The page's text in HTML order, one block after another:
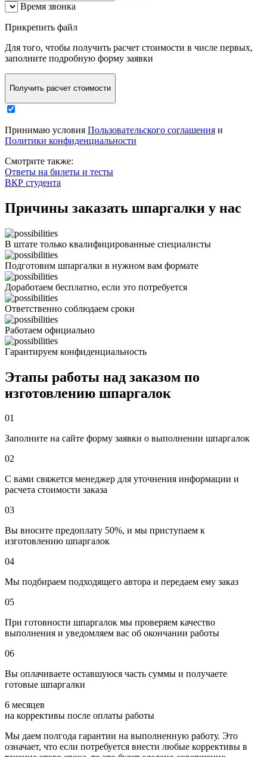
Время звонка
Прикрепить файл
Для того, чтобы получить расчет стоимости в числе первых,
заполните подробную форму заявки
Получить расчет стоимости
Принимаю условия Пользовательского соглашения и
Политики конфиденциальности
Смотрите также:
Ответы на билеты и тесты
ВКР студента
Причины заказать шпаргалки у нас
В штате только квалифицированные специалисты
Подготовим шпаргалки в нужном вам формате
Доработаем бесплатно, если это потребуется
Ответственно соблюдаем сроки
Работаем официально
Гарантируем конфиденциальность
Этапы работы над заказом по
изготовлению шпаргалок
01
Заполните на сайте форму заявки о выполнении шпаргалок
02
С вами свяжется менеджер для уточнения информации и
расчета стоимости заказа
03
Вы вносите предоплату 50%, и мы приступаем к
изготовлению шпаргалок
04
Мы подбираем подходящего автора и передаем ему заказ
05
При готовности шпаргалок мы проверяем качество
выполнения и уведомляем вас об окончании работы
06
Вы оплачиваете оставшуюся часть суммы и получаете
готовые шпаргалки
6 месяцев
на коррективы после оплаты работы
Мы даем полгода гарантии на выполненную работу. Это
означает, что если потребуется внести любые коррективы в